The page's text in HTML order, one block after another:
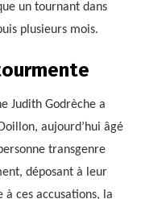
un tournant dans
plusieurs mois.
Judith Godrèche a
aujourd’hui âgé
transgenre
déposant à leur
à ces accusations, la